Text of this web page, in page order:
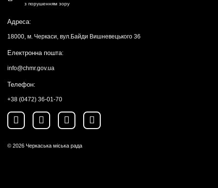
з порушенням зору
Адреса:
18000, м. Черкаси, вул.Байди Вишневецького 36
Електронна пошта:
info@chmr.gov.ua
Телефон:
+38 (0472) 36-01-70
© 2026 Черкаська міська рада